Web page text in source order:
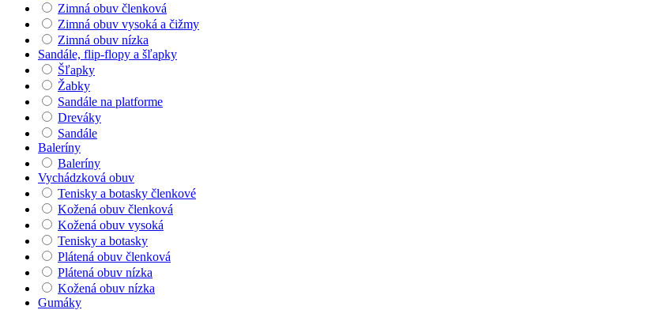
Zimná obuv členková
Zimná obuv vysoká a čižmy
Zimná obuv nízka
Sandále, flip-flopy a šľapky
Šľapky
Žabky
Sandále na platforme
Dreváky
Sandále
Baleríny
Baleríny
Vychádzková obuv
Tenisky a botasky členkové
Kožená obuv členková
Kožená obuv vysoká
Tenisky a botasky
Plátená obuv členková
Plátená obuv nízka
Kožená obuv nízka
Gumáky